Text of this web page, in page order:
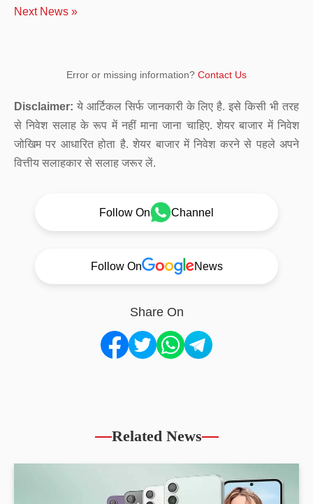
Next News »
Error or missing information? Contact Us
Disclaimer: ये आर्टिकल सिर्फ जानकारी के लिए है. इसे किसी भी तरह
से निवेश सलाह के रूप में नहीं माना जाना चाहिए. शेयर बाजार में निवेश
जोखिम पर आधारित होता है. शेयर बाजार में निवेश करने से पहले अपने
वित्तीय सलाहकार से सलाह जरूर लें.
Follow On Channel
Follow On News
Share On
Related News